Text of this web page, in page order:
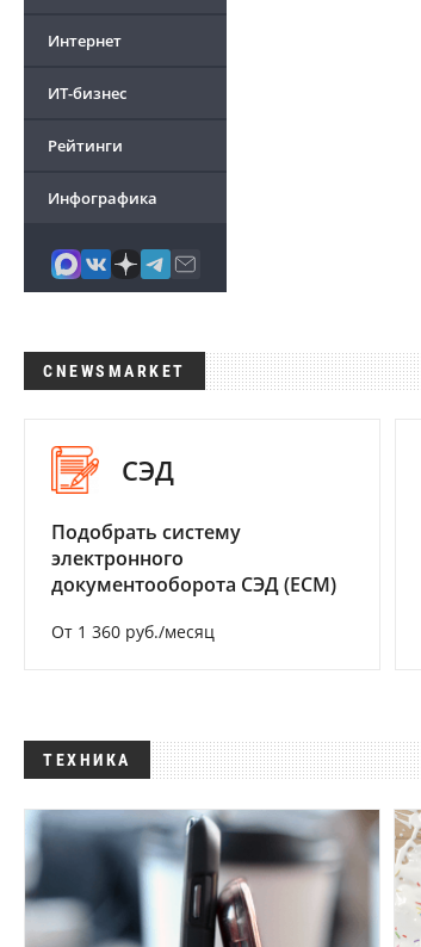
Интернет
ИТ-бизнес
Рейтинги
Инфографика
CNEWSMARKET
СЭД
Подобрать систему
электронного
документооборота СЭД (ECM)
От 1 360 руб./месяц
ТЕХНИКА